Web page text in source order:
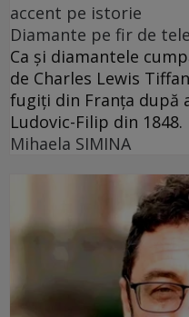
accent pe istorie
Diamante pe fir de
Ca și diamantele
de Charles Lewis
fugiți din Franța după
Ludovic-Filip din 1848.
Mihaela SIMINA